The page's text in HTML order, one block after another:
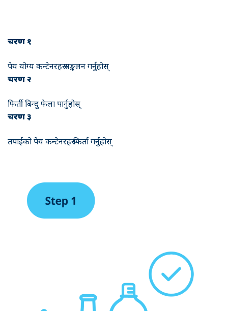
चरण १
पेय योग्य कन्टेनरहरू सङ्कलन गर्नुहोस्
चरण २
फिर्ती बिन्दु फेला पार्नुहोस्
चरण ३
तपाईंको पेय कन्टेनरहरू फिर्ता गर्नुहोस्